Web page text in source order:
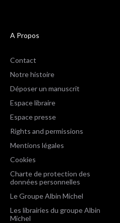
A Propos
Contact
Notre histoire
Déposer un manuscrit
Espace libraire
Espace presse
Rights and permissions
Mentions légales
Cookies
Charte de protection des
données personnelles
Le Groupe Albin Michel
Les librairies du groupe Albin
Michel